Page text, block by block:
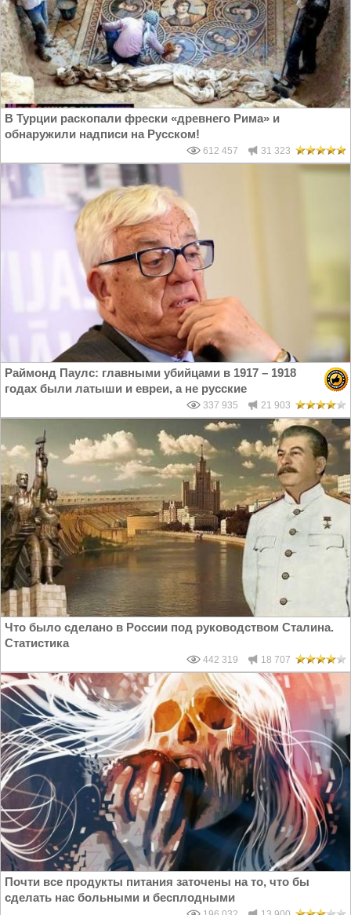
В Турции раскопали фрески «древнего Рима» и
обнаружили надписи на Русском!
612 457 31 323
Раймонд Паулс: главными убийцами в 1917 – 1918
годах были латыши и евреи, а не русские
337 935 21 903
Что было сделано в России под руководством Сталина.
Статистика
442 319 18 707
Почти все продукты питания заточены на то, что бы
сделать нас больными и бесплодными